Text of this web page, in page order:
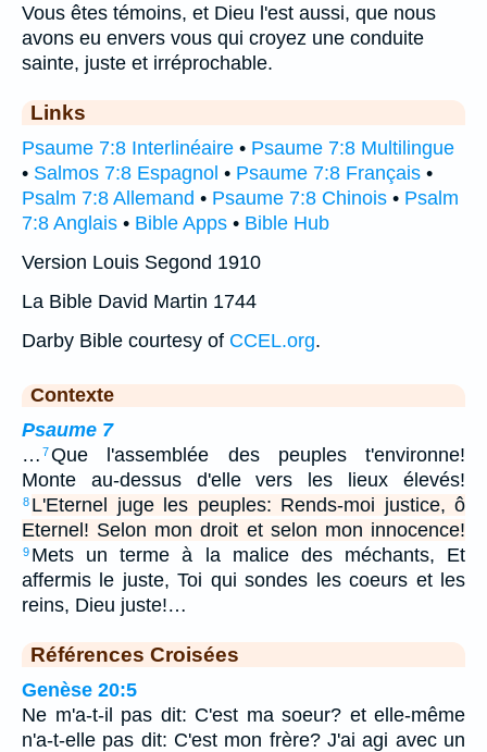
Vous êtes témoins, et Dieu l'est aussi, que nous
avons eu envers vous qui croyez une conduite
sainte, juste et irréprochable.
Links
Psaume 7:8 Interlinéaire • Psaume 7:8 Multilingue
• Salmos 7:8 Espagnol • Psaume 7:8 Français •
Psalm 7:8 Allemand • Psaume 7:8 Chinois • Psalm
7:8 Anglais • Bible Apps • Bible Hub
Version Louis Segond 1910
La Bible David Martin 1744
Darby Bible courtesy of CCEL.org.
Contexte
Psaume 7
… 7Que l'assemblée des peuples t'environne!
Monte au-dessus d'elle vers les lieux élevés!
8 L'Eternel juge les peuples: Rends-moi justice, ô
Eternel! Selon mon droit et selon mon innocence!
9 Mets un terme à la malice des méchants, Et
affermis le juste, Toi qui sondes les coeurs et les
reins, Dieu juste!…
Références Croisées
Genèse 20:5
Ne m'a-t-il pas dit: C'est ma soeur? et elle-même
n'a-t-elle pas dit: C'est mon frère? J'ai agi avec un